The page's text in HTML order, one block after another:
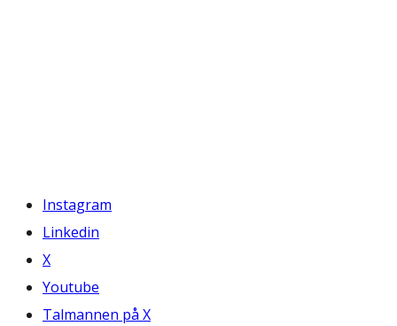
Instagram
Linkedin
X
Youtube
Talmannen på X